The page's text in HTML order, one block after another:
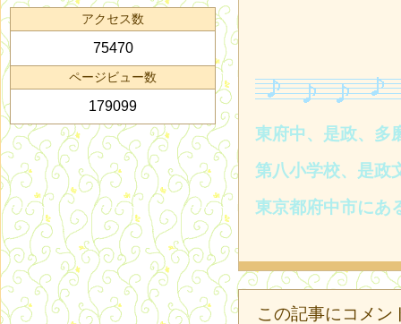
東府中、是政、多
第八小学校、是政
東京都府中市にあ
この記事にコメン
アクセス数
75470
ページビュー数
179099